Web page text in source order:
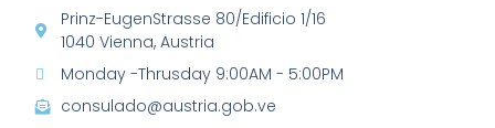
Prinz-EugenStrasse 80/Edificio 1/16
1040 Vienna, Austria
Monday -Thrusday 9:00AM - 5:00PM
consulado@austria.gob.ve